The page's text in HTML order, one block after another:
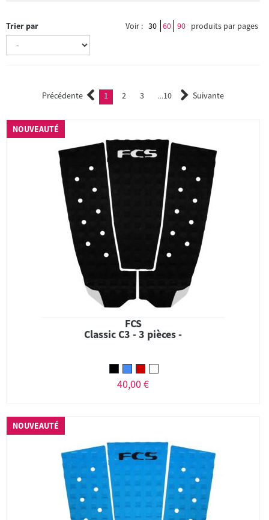
Trier par Voir : 30 60 90 produits par pages
Précédente 1 (current)
2 3 ...10 Suivante
NOUVEAUTÉ
FCS
Classic C3 - 3 pièces -
40,00 €
NOUVEAUTÉ